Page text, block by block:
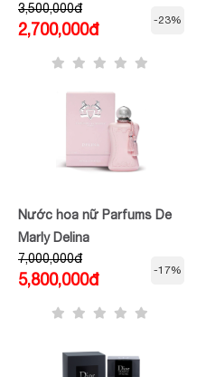
3,500,000đ
2,700,000đ
-23%
Nước hoa nữ Parfums De
Marly Delina
7,000,000đ
5,800,000đ
-17%